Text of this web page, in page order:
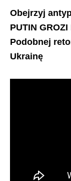
Obejrzyj
PUTIN
Podobnej
Ukrainę